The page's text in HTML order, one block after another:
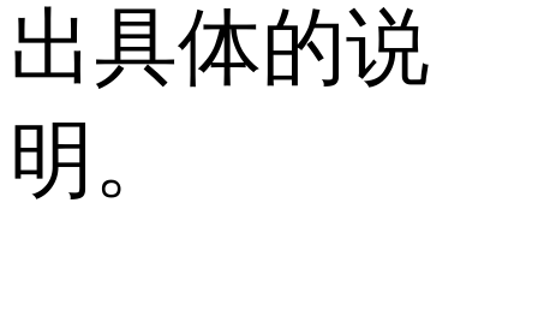
出具体的说
明。